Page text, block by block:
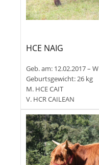
HCE NAIG
Geb. am: 12.02.2017 – W
Geburtsgewicht: 26 kg
M. HCE CAIT
V. HCR CAILEAN